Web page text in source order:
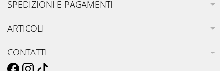
SPEDIZIONI E PAGAMENTI
ARTICOLI
CONTATTI